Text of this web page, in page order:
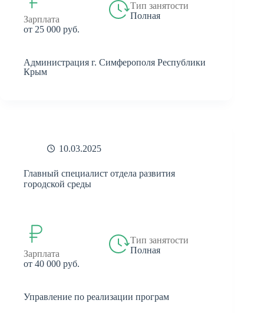
Зарплата
от 25 000 руб.
Тип занятости
Полная
Администрация г. Симферополя Республики
Крым
10.03.2025
Главный специалист отдела развития
городской среды
Зарплата
от 40 000 руб.
Тип занятости
Полная
Управление по реализации програм